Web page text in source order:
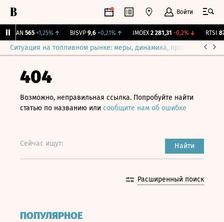
Войти
AVAN 565 +1,25%↑ BISVP 9,6 +0,21% ↑ IMOEX 2 281,31 -0,2%↓ RTSI
Ситуация на топливном рынке: меры, динамика, прогнозы
404
Возможно, неправильная ссылка. Попробуйте найти
статью по названию или сообщите нам об ошибке
Сейчас ищут: Найти
Расширенный поиск
ПОПУЛЯРНОЕ